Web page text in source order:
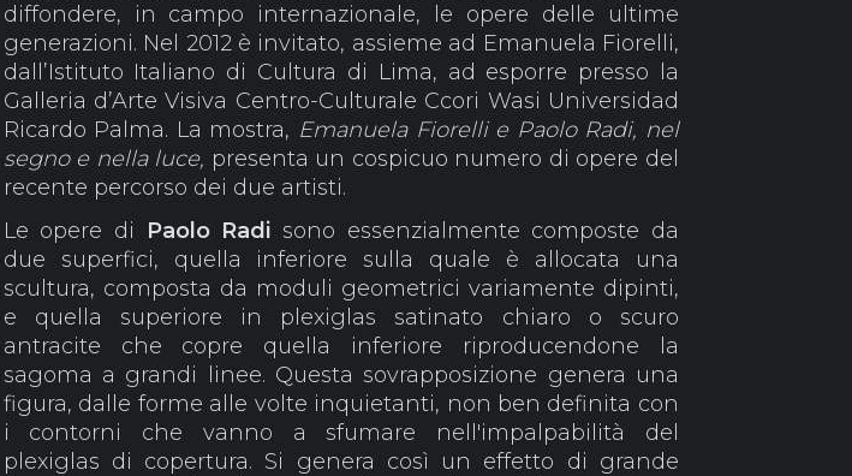
diffondere, in campo internazionale, le opere delle ultime
generazioni. Nel 2012 è invitato, assieme ad Emanuela Fiorelli,
dall’Istituto Italiano di Cultura di Lima, ad esporre presso la
Galleria d’Arte Visiva Centro-Culturale Ccori Wasi Universidad
Ricardo Palma. La mostra, Emanuela Fiorelli e Paolo Radi, nel
segno e nella luce, presenta un cospicuo numero di opere del
recente percorso dei due artisti.
Le opere di
Paolo Radi sono essenzialmente composte da
due superfici, quella inferiore sulla quale è allocata una
scultura, composta da moduli geometrici variamente dipinti,
e quella superiore in plexiglas satinato chiaro o scuro
antracite che copre quella inferiore riproducendone la
sagoma a grandi linee. Questa sovrapposizione genera una
figura, dalle forme alle volte inquietanti, non ben definita con
i contorni che vanno a sfumare nell'impalpabilità del
plexiglas di copertura. Si genera così un effetto di grande